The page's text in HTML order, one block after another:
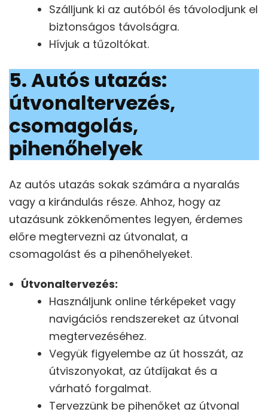
Szálljunk ki az autóból és távolodjunk el
biztonságos távolságra.
Hívjuk a tűzoltókat.
5. Autós utazás:
útvonaltervezés,
csomagolás,
pihenőhelyek
Az autós utazás sokak számára a nyaralás
vagy a kirándulás része. Ahhoz, hogy az
utazásunk zökkenőmentes legyen, érdemes
előre megtervezni az útvonalat, a
csomagolást és a pihenőhelyeket.
Útvonaltervezés:
Használjunk online térképeket vagy
navigációs rendszereket az útvonal
megtervezéséhez.
Vegyük figyelembe az út hosszát, az
útviszonyokat, az útdíjakat és a
várható forgalmat.
Tervezzünk be pihenőket az útvonal